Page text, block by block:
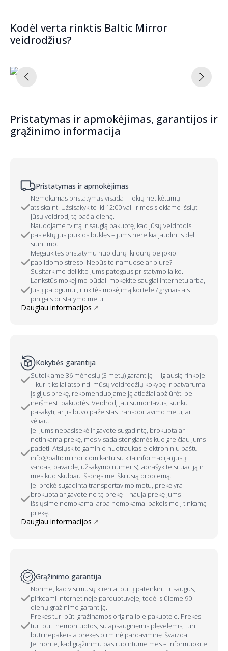
Kodėl verta rinktis Baltic Mirror
veidrodžius?
Pristatymas ir apmokėjimas, garantijos ir
grąžinimo informacija
Pristatymas ir apmokėjimas
Nemokamas pristatymas visada – jokių netikėtumų
atsiskaint. Užsisakykite iki 12:00 val. ir mes siekiame išsiųti
jūsų veidrodį tą pačią dieną.
Naudojame tvirtą ir saugią pakuotę, kad jūsų veidrodis
pasiektų jus puikios būklės – jums nereikia jaudintis dėl
siuntimo.
Mėgaukitės pristatymu nuo durų iki durų be jokio
papildomo streso. Nebūsite namuose ar biure?
Susitarkime dėl kito Jums patogaus pristatymo laiko.
Lankstūs mokėjimo būdai: mokėkite saugiai internetu arba,
Jūsų patogumui, rinkitės mokėjimą kortele / grynaisiais
pinigais pristatymo metu.
Daugiau informacijos
Kokybės garantija
Suteikiame 36 mėnesių (3 metų) garantiją – ilgiausią rinkoje
– kuri tiksliai atspindi mūsų veidrodžių kokybę ir patvarumą.
Įsigijus prekę, rekomenduojame ją atidžiai apžiūrėti bei
neišmesti pakuotės. Veidrodį jau sumontavus, sunku
pasakyti, ar jis buvo pažeistas transportavimo metu, ar
vėliau.
Jei Jums nepasisekė ir gavote sugadintą, brokuotą ar
netinkamą prekę, mes visada stengiamės kuo greičiau Jums
padėti. Atsiųskite gaminio nuotraukas elektroniniu paštu
info@balticmirror.com kartu su kita informacija (jūsų
vardas, pavardė, užsakymo numeris), aprašykite situaciją ir
mes kuo skubiau išspręsime iškilusią problemą.
Jei prekė sugadinta transportavimo metu, prekė yra
brokuota ar gavote ne tą prekę – naują prekę Jums
išsiųsime nemokamai arba nemokamai pakeisime į tinkamą
prekę.
Daugiau informacijos
Grąžinimo garantija
Norime, kad visi mūsų klientai būtų patenkinti ir saugūs,
pirkdami internetinėje parduotuvėje, todėl siūlome 90
dienų grąžinimo garantiją.
Prekės turi būti grąžinamos originalioje pakuotėje. Prekės
turi būti nemontuotos, su apsauginėmis plėvelėmis, turi
būti nepakeista prekės pirminė pardaviminė išvaizda.
Jei norite, kad grąžinimu pasirūpintume mes – informuokite